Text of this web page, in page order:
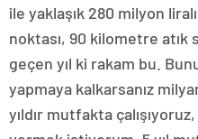
ile yaklaşık 280 milyon
noktası, 90 kilometre atık
geçen yıl ki rakam bu.
yapmaya kalkarsanız
yıldır mutfakta